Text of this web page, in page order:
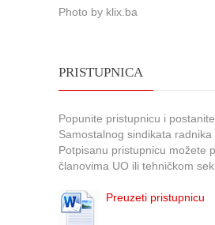
Photo by klix.ba
PRISTUPNICA
Popunite pristupnicu i
Samostalnog sindikata radnika
Potpisanu pristupnicu možete
članovima UO ili tehničkom
Preuzeti pristupnicu